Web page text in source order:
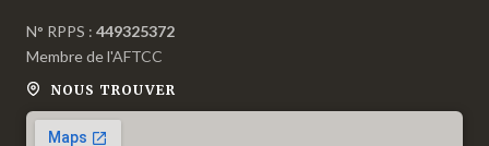
N° RPPS : 449325372
Membre de l'AFTCC
NOUS TROUVER